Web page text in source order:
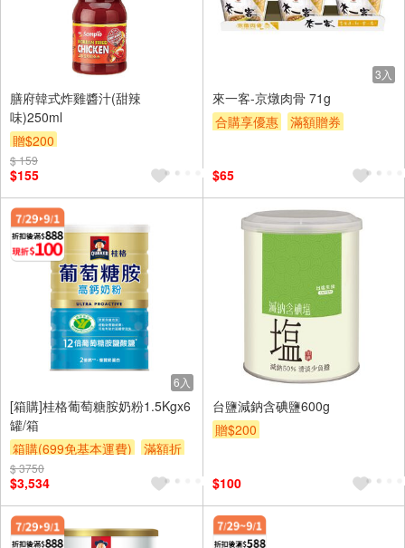
膳府韓式炸雞醬汁(甜辣
味)250ml
贈$200
$ 159
$155
3入
來一客-京燉肉骨 71g
合購享優惠
滿額贈券
$65
6入
[箱購]桂格葡萄糖胺奶粉1.5Kgx6
罐/箱
箱購(699免基本運費)
滿額折
贈$200
$ 3750
$3,534
台鹽減鈉含碘鹽600g
贈$200
$100